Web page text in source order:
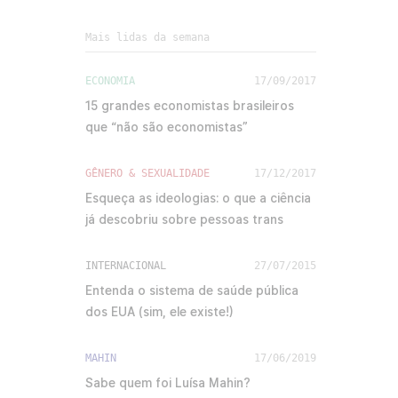
Mais lidas da semana
ECONOMIA 17/09/2017
15 grandes economistas brasileiros
que “não são economistas”
GÊNERO & SEXUALIDADE 17/12/2017
Esqueça as ideologias: o que a ciência
já descobriu sobre pessoas trans
INTERNACIONAL 27/07/2015
Entenda o sistema de saúde pública
dos EUA (sim, ele existe!)
MAHIN 17/06/2019
Sabe quem foi Luísa Mahin?